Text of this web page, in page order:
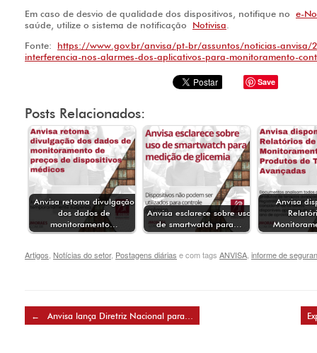
Em caso de desvio de qualidade dos dispositivos, notifique no e-
saúde, utilize o sistema de notificação Notivisa.
Fonte: https://www.gov.br/anvisa/pt-br/assuntos/noticias-anvisa/
interferencia-nos-alarmes-dos-aplicativos-para-monitoramento-
Save
Posts Relacionados:
Anvisa retoma divulgação
dos dados de
monitoramento…
Anvisa esclarece sobre uso
de smartwatch para…
Anvisa
Artigos Notícias do setor, Postagens diárias e com tags ANVISA informe de
Post navigation
← Anvisa lança Diretriz Nacional para…